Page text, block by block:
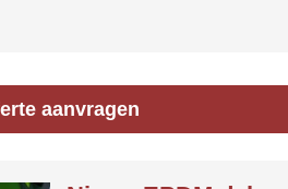
aanvragen